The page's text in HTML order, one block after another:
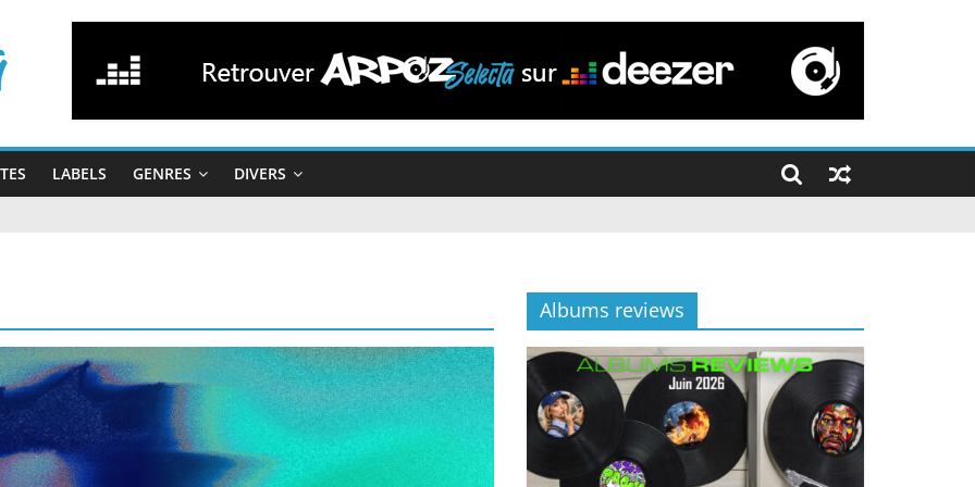
LABELS GENRES DIVERS
Albums reviews